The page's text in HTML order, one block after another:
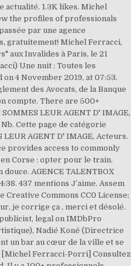
actualité. 1.3K likes. Michel
the profiles of professionals
par une agence
gratuitement! Michel Ferracci,
aux Invalides à Paris, le 21
Une nuit : Toutes les
4 November 2019, at 07:53.
des Avocats, de la Banque
compte. There are 500+
LEUR AGENT D' IMAGE,
Cette page de catégorie
AGENT D' IMAGE, Acteurs.
provides access to commonly
Corse : opter pour le train.
AGENCE TALENTBOX
437 mentions J’aime. Assem
Commons CC0 License;
je corrige ça , merci et désolé.
legal on IMDbPro
Nadié Koné (Directrice
un bar au cœur de la ville et se
[Michel Ferracci-Porri] Consultez